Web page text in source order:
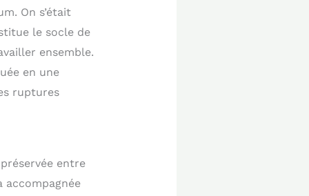
On s’était
le socle de
ensemble.
en une
ruptures
entre
accompagnée